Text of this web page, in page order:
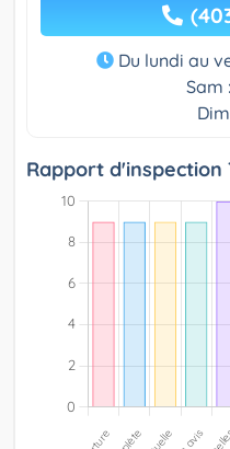
Du lundi au
Sam
Rapport d'inspection